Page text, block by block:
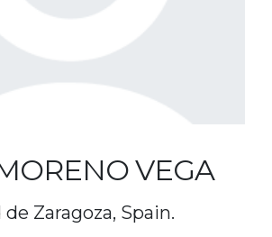
VEGA
Zaragoza, Spain.